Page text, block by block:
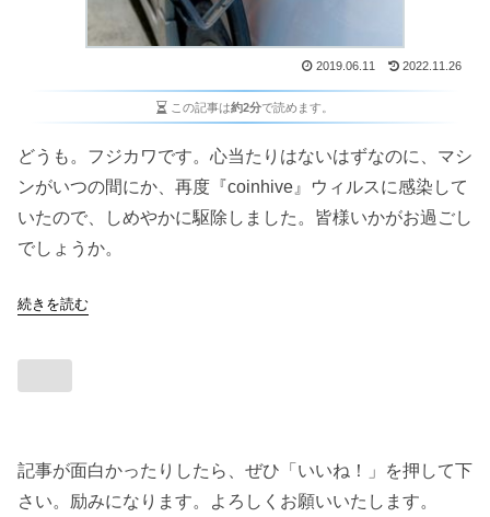
2019.06.11 2022.11.26
この記事は約2分で読めます。
どうも。フジカワです。心当たりはないはずなのに、マシ
ンがいつの間にか、再度『coinhive』ウィルスに感染して
いたので、しめやかに駆除しました。皆様いかがお過ごし
でしょうか。
続きを読む
記事が面白かったりしたら、ぜひ「いいね！」を押して下
さい。励みになります。よろしくお願いいたします。